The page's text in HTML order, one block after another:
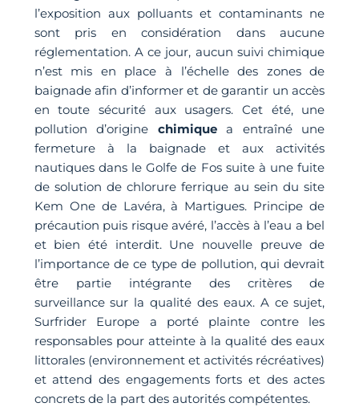
l’exposition aux polluants et contaminants ne
sont pris en considération dans aucune
réglementation. A ce jour, aucun suivi chimique
n’est mis en place à l’échelle des zones de
baignade afin d’informer et de garantir un accès
en toute sécurité aux usagers. Cet été, une
pollution d’origine chimiquea entraîné une
fermeture à la baignade et aux activités
nautiques dans le Golfe de Fos suite à une fuite
de solution de chlorure ferrique au sein du site
Kem One de Lavéra, à Martigues. Principe de
précaution puis risque avéré, l’accès à l’eau a bel
et bien été interdit. Une nouvelle preuve de
l’importance de ce type de pollution, qui devrait
être partie intégrante des critères de
surveillance sur la qualité des eaux. A ce sujet,
Surfrider Europe a porté plainte contre les
responsables pour atteinte à la qualité des eaux
littorales (environnement et activités récréatives)
et attend des engagements forts et des actes
concrets de la part des autorités compétentes.